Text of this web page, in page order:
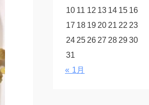
10 11 12 13 14 15 16
17 18 19 20 21 22 23
24 25 26 27 28 2930
31
« 1月